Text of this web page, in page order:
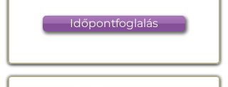
Időpontfoglalás